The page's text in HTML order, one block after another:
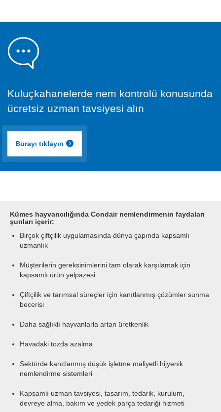
Kuluçkahanelerde nem kontrolü konusunda
ücretsiz uzman tavsiyesi alın
Burayı tıklayın
Kümes hayvancılığında Condair nemlendirmenin faydaları
şunları içerir:
Birçok çiftçilik uygulamasında dünya çapında kapsamlı
uzmanlık
Müşterilerin gereksinimlerini tam olarak karşılamak için
kapsamlı ürün yelpazesi
Çiftçilik ve tarımsal süreçler için kanıtlanmış çözümler sunma
becerisi
Daha sağlıklı hayvanlarla artan üretkenlik
Havadaki tozda azalma
Sektörde kanıtlanmış düşük işletme maliyetli hijyenik
nemlendirme sistemleri
Kapsamlı uzman tavsiyesi, tasarım, tedarik, kurulum,
devreye alma, bakım ve yedek parça tedariği hizmeti